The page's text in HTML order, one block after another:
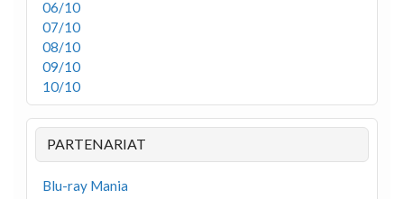
06/10
07/10
08/10
09/10
10/10
PARTENARIAT
Blu-ray Mania